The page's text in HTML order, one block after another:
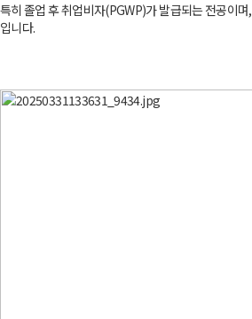
특히 졸업 후 취업비자(PGWP)가 발급되는 전공이며,
입니다.